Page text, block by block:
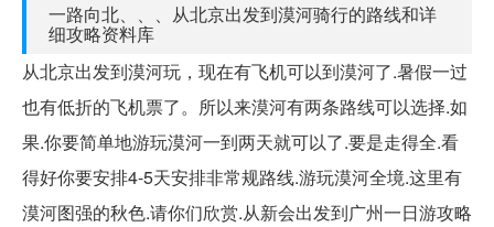
一路向北、、、从北京出发到漠河骑行的路线和详
细攻略资料库
从北京出发到漠河玩，现在有飞机可以到漠河了.暑假一过
也有低折的飞机票了。所以来漠河有两条路线可以选择.如
果.你要简单地游玩漠河一到两天就可以了.要是走得全.看
得好你要安排4-5天安排非常规路线.游玩漠河全境.这里有
漠河图强的秋色.请你们欣赏.从新会出发到广州一日游攻略